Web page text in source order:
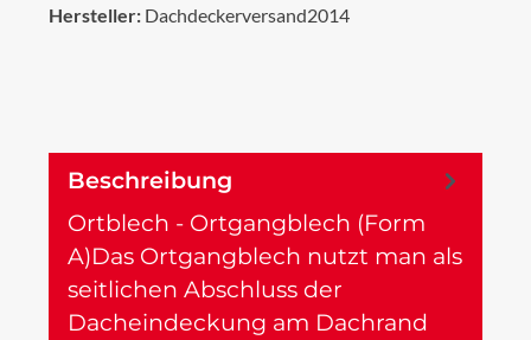
Hersteller: Dachdeckerversand2014
Beschreibung
Ortblech - Ortgangblech (Form
A)Das Ortgangblech nutzt man als
seitlichen Abschluss der
Dacheindeckung am Dachrand